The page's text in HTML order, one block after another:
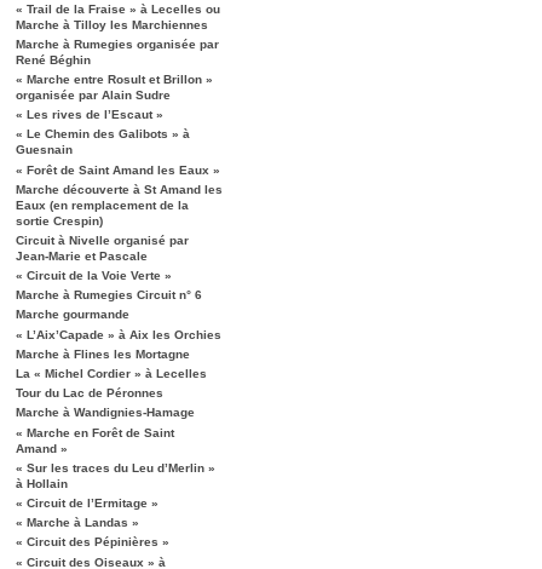
« Trail de la Fraise » à Lecelles ou
Marche à Tilloy les Marchiennes
Marche à Rumegies organisée par
René Béghin
« Marche entre Rosult et Brillon »
organisée par Alain Sudre
« Les rives de l’Escaut »
« Le Chemin des Galibots » à
Guesnain
« Forêt de Saint Amand les Eaux »
Marche découverte à St Amand les
Eaux (en remplacement de la
sortie Crespin)
Circuit à Nivelle organisé par
Jean-Marie et Pascale
« Circuit de la Voie Verte »
Marche à Rumegies Circuit n° 6
Marche gourmande
« L’Aix’Capade » à Aix les Orchies
Marche à Flines les Mortagne
La « Michel Cordier » à Lecelles
Tour du Lac de Péronnes
Marche à Wandignies-Hamage
« Marche en Forêt de Saint
Amand »
« Sur les traces du Leu d’Merlin »
à Hollain
« Circuit de l’Ermitage »
« Marche à Landas »
« Circuit des Pépinières »
« Circuit des Oiseaux » à